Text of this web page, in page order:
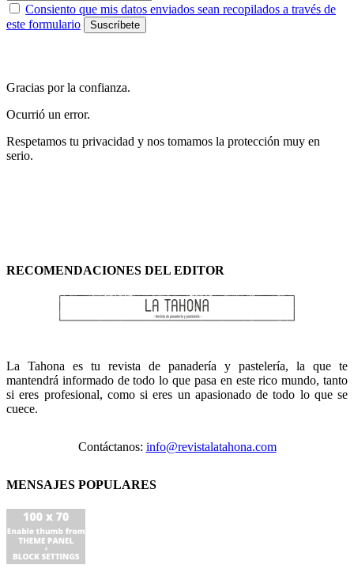
Consiento que mis datos enviados sean recopilados a través de
este formulario
Gracias por la confianza.
Ocurrió un error.
Respetamos tu privacidad y nos tomamos la protección muy en
serio.
RECOMENDACIONES DEL EDITOR
La Tahona es tu revista de panadería y pastelería, la que te
mantendrá informado de todo lo que pasa en este rico mundo, tanto
si eres profesional, como si eres un apasionado de todo lo que se
cuece.
Contáctanos: info@revistalatahona.com
MENSAJES POPULARES